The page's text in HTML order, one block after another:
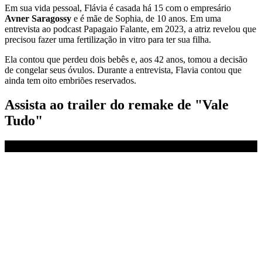
Em sua vida pessoal, Flávia é casada há 15 com o empresário
Avner Saragossy e é mãe de Sophia, de 10 anos. Em uma
entrevista ao podcast Papagaio Falante, em 2023, a atriz revelou que
precisou fazer uma fertilização in vitro para ter sua filha.
Ela contou que perdeu dois bebês e, aos 42 anos, tomou a decisão
de congelar seus óvulos. Durante a entrevista, Flavia contou que
ainda tem oito embriões reservados.
Assista ao trailer do remake de "Vale
Tudo"